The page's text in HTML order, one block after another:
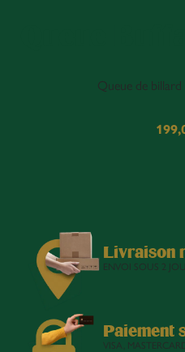
Queue
Queue de
Livraison
ENVOI SOUS 2
Paiement
VISA,